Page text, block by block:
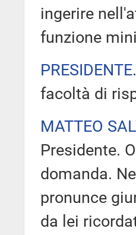
ingerire
funzione
PRESIDENTE
facoltà di
MATTEO
Presidente.
domanda.
pronunce
da lei